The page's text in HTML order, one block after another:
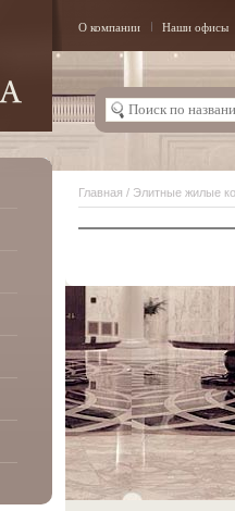
О компании Наши офисы
Главная / Элитные жилые